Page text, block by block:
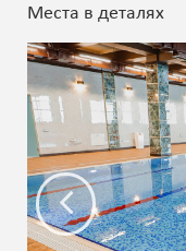
Места в деталях